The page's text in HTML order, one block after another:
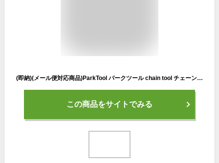
(即納)(メール便対応商品)ParkTool パークツール chain tool チェーンツール CT-3.3 (4962772177082)
この商品をサイトでみる